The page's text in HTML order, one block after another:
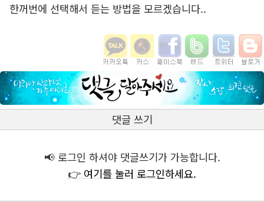
한꺼번에 선택해서 듣는 방법을 모르겠습니다..
댓글 쓰기
📢 로그인 하셔야 댓글쓰기가 가능합니다.
👉 여기를 눌러 로그인하세요.